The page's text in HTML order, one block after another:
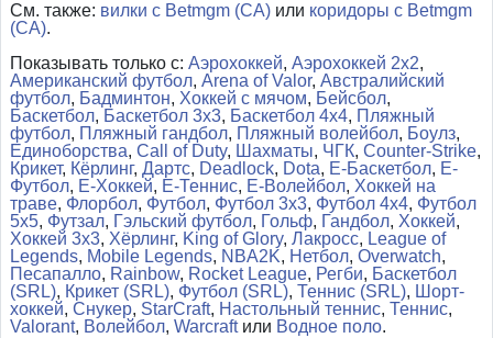
См. также: вилки с Betmgm (CA) или коридоры с Betmgm
(CA).
Показывать только с: Аэрохоккей, Аэрохоккей 2x2,
Американский футбол, Arena of Valor, Австралийский
футбол, Бадминтон, Хоккей с мячом, Бейсбол,
Баскетбол, Баскетбол 3x3, Баскетбол 4x4, Пляжный
футбол, Пляжный гандбол, Пляжный волейбол, Боулз,
Единоборства, Call of Duty, Шахматы, ЧГК, Counter-Strike,
Крикет, Кёрлинг, Дартс, Deadlock, Dota, Е-Баскетбол, Е-
Футбол, Е-Хоккей, Е-Теннис, Е-Волейбол, Хоккей на
траве, Флорбол, Футбол, Футбол 3x3, Футбол 4x4, Футбол
5x5, Футзал, Гэльский футбол, Гольф, Гандбол, Хоккей,
Хоккей 3x3, Хёрлинг, King of Glory, Лакросс, League of
Legends, Mobile Legends, NBA2K, Нетбол, Overwatch,
Песапалло, Rainbow, Rocket League, Регби, Баскетбол
(SRL), Крикет (SRL), Футбол (SRL), Теннис (SRL), Шорт-
хоккей, Снукер, StarCraft, Настольный теннис, Теннис,
Valorant, Волейбол, Warcraftили Водное поло.